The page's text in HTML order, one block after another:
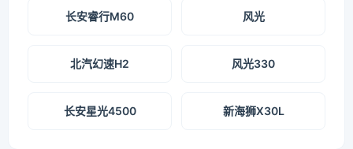
长安睿行M60 风光
北汽幻速H2 风光330
长安星光4500 新海狮X30L